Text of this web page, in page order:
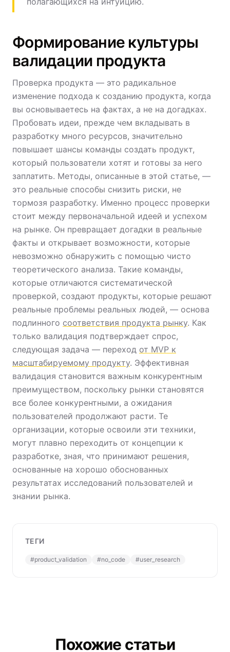
Формирование культуры
валидации продукта
Проверка продукта — это радикальное
изменение подхода к созданию продукта, когда
вы основываетесь на фактах, а не на догадках.
Пробовать идеи, прежде чем вкладывать в
разработку много ресурсов, значительно
повышает шансы команды создать продукт,
который пользователи хотят и готовы за него
заплатить. Методы, описанные в этой статье, —
это реальные способы снизить риски, не
тормозя разработку. Именно процесс проверки
стоит между первоначальной идеей и успехом
на рынке. Он превращает догадки в реальные
факты и открывает возможности, которые
невозможно обнаружить с помощью чисто
теоретического анализа. Такие команды,
которые отличаются систематической
проверкой, создают продукты, которые решают
реальные проблемы реальных людей, — основа
подлинного соответствия продукта рынку. Как
только валидация подтверждает спрос,
следующая задача — переход от MVP к
масштабируемому продукту. Эффективная
валидация становится важным конкурентным
преимуществом, поскольку рынки становятся
все более конкурентными, а ожидания
пользователей продолжают расти. Те
организации, которые освоили эти техники,
могут плавно переходить от концепции к
разработке, зная, что принимают решения,
основанные на хорошо обоснованных
результатах исследований пользователей и
знании рынка.
ТЕГИ
#product_validation #no_code #user_research
Похожие статьи